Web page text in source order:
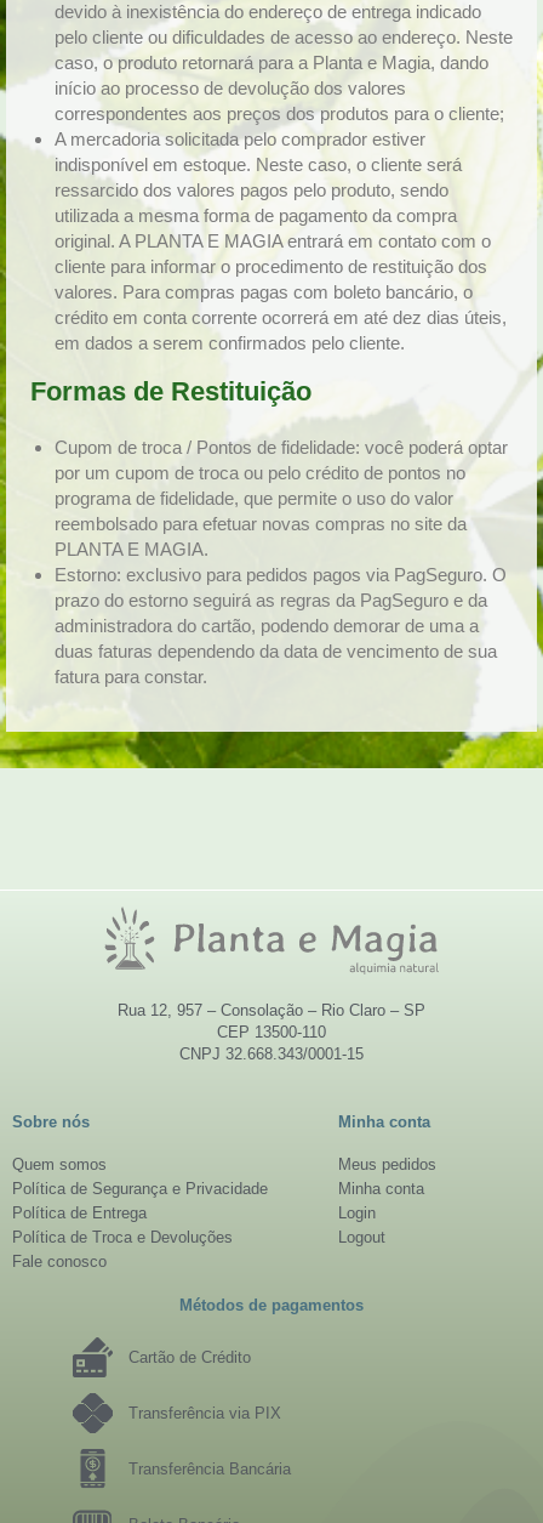
devido à inexistência do endereço de entrega indicado
pelo cliente ou dificuldades de acesso ao endereço. Neste
caso, o produto retornará para a Planta e Magia, dando
início ao processo de devolução dos valores
correspondentes aos preços dos produtos para o cliente;
A mercadoria solicitada pelo comprador estiver
indisponível em estoque. Neste caso, o cliente será
ressarcido dos valores pagos pelo produto, sendo
utilizada a mesma forma de pagamento da compra
original. A PLANTA E MAGIA entrará em contato com o
cliente para informar o procedimento de restituição dos
valores. Para compras pagas com boleto bancário, o
crédito em conta corrente ocorrerá em até dez dias úteis,
em dados a serem confirmados pelo cliente.
Formas de Restituição
Cupom de troca / Pontos de fidelidade: você poderá optar
por um cupom de troca ou pelo crédito de pontos no
programa de fidelidade, que permite o uso do valor
reembolsado para efetuar novas compras no site da
PLANTA E MAGIA.
Estorno: exclusivo para pedidos pagos via PagSeguro. O
prazo do estorno seguirá as regras da PagSeguro e da
administradora do cartão, podendo demorar de uma a
duas faturas dependendo da data de vencimento de sua
fatura para constar.
Rua 12, 957 – Consolação – Rio Claro – SP
CEP 13500-110
CNPJ 32.668.343/0001-15
Sobre nós
Quem somos
Política de Segurança e Privacidade
Política de Entrega
Política de Troca e Devoluções
Fale conosco
Minha conta
Meus pedidos
Minha conta
Login
Logout
Métodos de pagamentos
Cartão de Crédito
Transferência via PIX
Transferência Bancária